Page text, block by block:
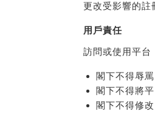
更改受影響的註
用戶責任
訪問或使用平台
閣下不得辱
閣下不得將
閣下不得修